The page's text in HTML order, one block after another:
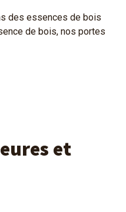
des essences de bois
de bois, nos portes
et